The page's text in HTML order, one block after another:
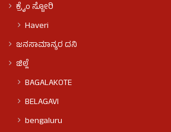
ಕ್ರೈಂ ಸ್ಟೋರಿ
Haveri
ಜನಸಾಮಾನ್ಯರ ದನಿ
ಜಿಲ್ಲೆ
BAGALAKOTE
BELAGAVI
bengaluru